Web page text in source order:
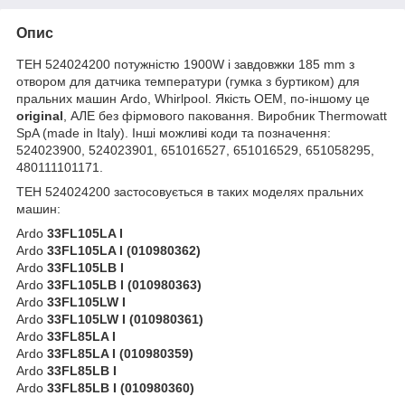
Опис
ТЕН 524024200 потужністю 1900W і завдовжки 185 mm з
отвором для датчика температури (гумка з буртиком) для
пральних машин Ardo, Whirlpool. Якість OEM, по-іншому це
original , АЛЕ без фірмового паковання. Виробник Thermowatt
SpA (made in Italy). Інші можливі коди та позначення:
524023900, 524023901, 651016527, 651016529, 651058295,
480111101171.
ТЕН 524024200 застосовується в таких моделях пральних
машин:
Ardo 33FL105LA I
Ardo 33FL105LA I (010980362)
Ardo 33FL105LB I
Ardo 33FL105LB I (010980363)
Ardo 33FL105LW I
Ardo 33FL105LW I (010980361)
Ardo 33FL85LA I
Ardo 33FL85LA I (010980359)
Ardo 33FL85LB I
Ardo 33FL85LB I (010980360)